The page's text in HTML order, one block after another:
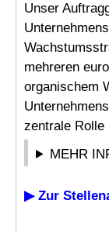
Unser
mehreren
organischem
zentrale Rolle
MEHR
▶ Zur